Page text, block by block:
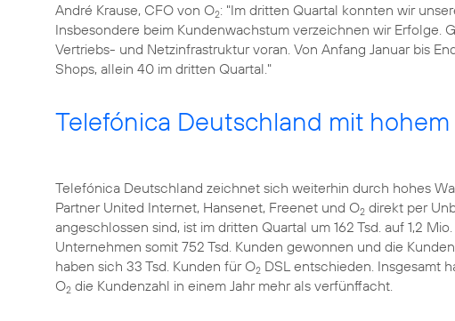
André Krause, CFO von O2: "Im dritten Quartal konnten wir
Insbesondere beim Kundenwachstum verzeichnen wir Erfolge.
Vertriebs- und Netzinfrastruktur voran. Von Anfang Januar bis
Shops, allein 40 im dritten Quartal."
Telefónica Deutschland mit
Telefónica Deutschland zeichnet sich weiterhin durch hohes
Partner United Internet, Hansenet, Freenet und O2 direkt per
angeschlossen sind, ist im dritten Quartal um 162 Tsd. auf 1,2
Unternehmen somit 752 Tsd. Kunden gewonnen und die
haben sich 33 Tsd. Kunden für O2 DSL entschieden. Insgesamt
O2 die Kundenzahl in einem Jahr mehr als verfünffacht.